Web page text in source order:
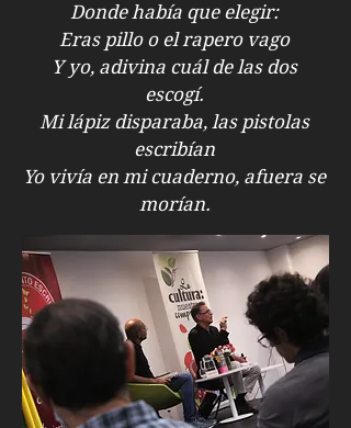
Donde había que elegir:
Eras pillo o el rapero vago
Y yo, adivina cuál de las dos
escogí.
Mi lápiz disparaba, las pistolas
escribían
Yo vivía en mi cuaderno, afuera se
morían.